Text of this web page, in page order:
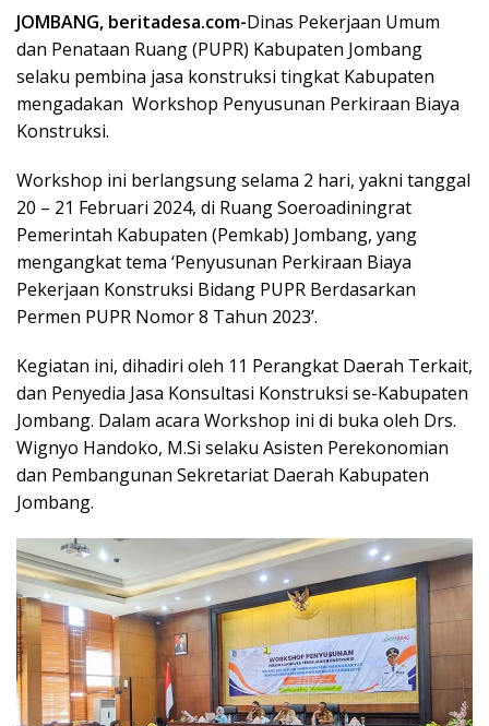
JOMBANG, beritadesa.com-Dinas Pekerjaan Umum
dan Penataan Ruang (PUPR) Kabupaten Jombang
selaku pembina jasa konstruksi tingkat Kabupaten
mengadakan Workshop Penyusunan Perkiraan Biaya
Konstruksi.
Workshop ini berlangsung selama 2 hari, yakni tanggal
20 – 21 Februari 2024, di Ruang Soeroadiningrat
Pemerintah Kabupaten (Pemkab) Jombang, yang
mengangkat tema ‘Penyusunan Perkiraan Biaya
Pekerjaan Konstruksi Bidang PUPR Berdasarkan
Permen PUPR Nomor 8 Tahun 2023’.
Kegiatan ini, dihadiri oleh 11 Perangkat Daerah Terkait,
dan Penyedia Jasa Konsultasi Konstruksi se-Kabupaten
Jombang. Dalam acara Workshop ini di buka oleh Drs.
Wignyo Handoko, M.Si selaku Asisten Perekonomian
dan Pembangunan Sekretariat Daerah Kabupaten
Jombang.